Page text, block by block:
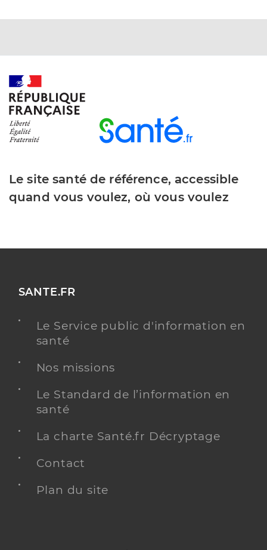
Le site santé de référence, accessible
quand vous voulez, où vous voulez
SANTE.FR
Le Service public d'information en
santé
Nos missions
Le Standard de l’information en
santé
La charte Santé.fr Décryptage
Contact
Plan du site